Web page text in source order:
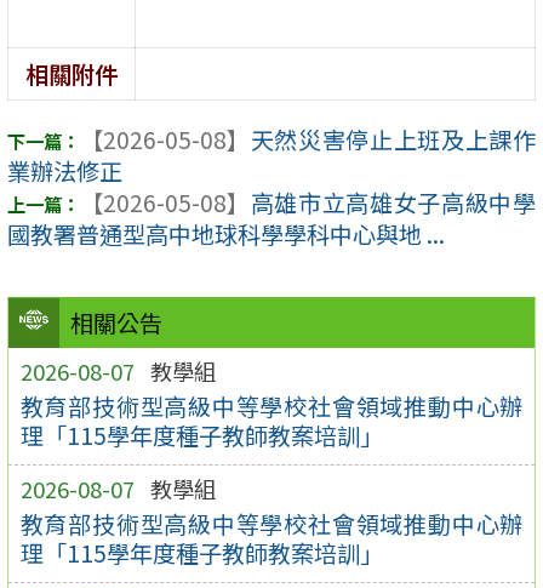
相關公告
2026-08-07 教學組
教育部技術型高級中等學校社會領域推動中心辦
理「115學年度種子教師教案培訓」
2026-08-07 教學組
教育部技術型高級中等學校社會領域推動中心辦
理「115學年度種子教師教案培訓」
相關附件
【2026-05-08】 天然災害停止上班及上課作
業辦法修正
【2026-05-08】 高雄市立高雄女子高級中學
國教署普通型高中地球科學學科中心與地 ...